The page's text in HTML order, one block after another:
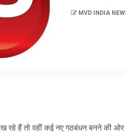
MVD INDIA
रहे हैं तो वहीं कई नए गठबंधन बनने की ओर